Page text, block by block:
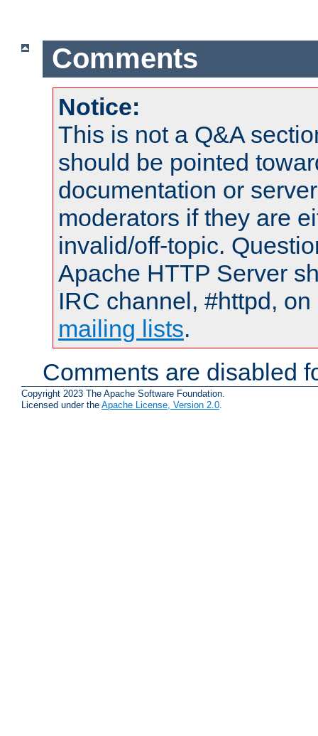
Comments
Notice:
This is not a Q&A
should be pointed
documentation or
moderators if they are
invalid/off-topic.
Apache HTTP Server
IRC channel, #httpd,
mailing lists.
Comments are disabled
Copyright 2023 The Apache Software Foundation.
Licensed under the Apache License, Version 2.0.